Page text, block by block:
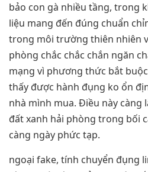
bảo con gà nhiều tầng, trong
liệu mang đến đúng chuẩn
trong môi trường thiên nhiên
phòng chắc chắc chắn ngăn
mạng vì phương thức bắt
thấy được hành đụng ko ổn
nhà mình mua. Điều này càng
đất xanh hải phòng trong bối
càng ngày phức tạp.
ngoại fake, tính chuyển đụng